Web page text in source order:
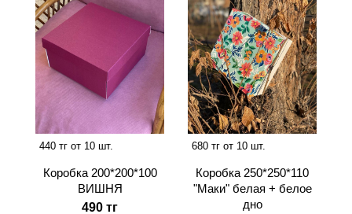
440 тг от 10 шт.
Коробка 200*200*100
ВИШНЯ
490 тг
680 тг от 10 шт.
Коробка 250*250*110
"Маки" белая + белое
дно